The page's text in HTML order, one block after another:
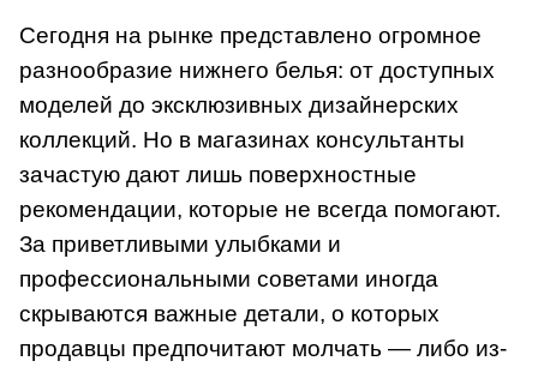
Сегодня на рынке представлено огромное
разнообразие нижнего белья: от доступных
моделей до эксклюзивных дизайнерских
коллекций. Но в магазинах консультанты
зачастую дают лишь поверхностные
рекомендации, которые не всегда помогают.
За приветливыми улыбками и
профессиональными советами иногда
скрываются важные детали, о которых
продавцы предпочитают молчать — либо из-